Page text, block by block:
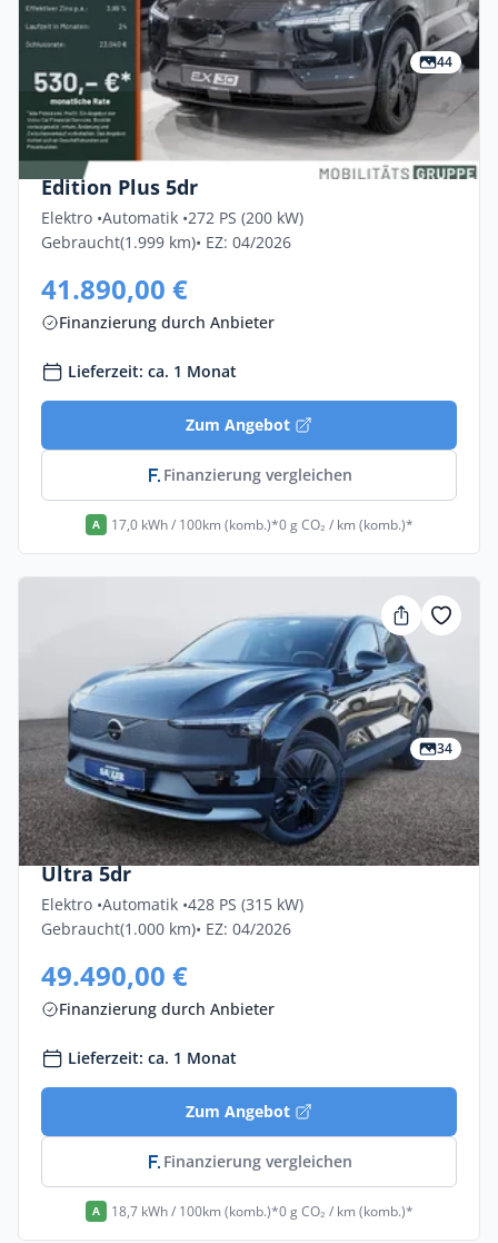
44
Privat & Gewerbe
Volvo Ex30 Single Motor Ext Rg Black
Edition Plus 5dr
Elektro •Automatik •272 PS (200 kW)
Gebraucht(1.999 km)• EZ: 04/2026
41.890,00 €
Finanzierung durch Anbieter
Lieferzeit: ca. 1 Monat
Zum Angebot
Finanzierung vergleichen
A 17,0 kWh / 100km (komb.)*0 g CO₂ / km (komb.)*
34
Privat & Gewerbe
Volvo Ex30 Twin Motor Performance AWD
Ultra 5dr
Elektro •Automatik •428 PS (315 kW)
Gebraucht(1.000 km)• EZ: 04/2026
49.490,00 €
Finanzierung durch Anbieter
Lieferzeit: ca. 1 Monat
Zum Angebot
Finanzierung vergleichen
A 18,7 kWh / 100km (komb.)*0 g CO₂ / km (komb.)*